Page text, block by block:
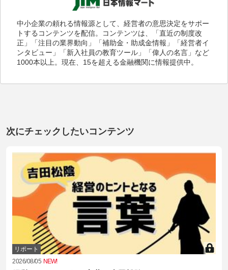
中小企業の頼れる情報源として、経営者の意思決定をサポー
トするコンテンツを配信。コンテンツは、「直近の制度改
正」「注目の業界動向」「補助金・助成金情報」「経営者イ
ンタビュー」「新入社員の教育ツール」「偉人の名言」など
1000本以上。現在、15を超える金融機関に情報提供中。
次にチェックしたいコンテンツ
リポート
2026/08/05 NEW!